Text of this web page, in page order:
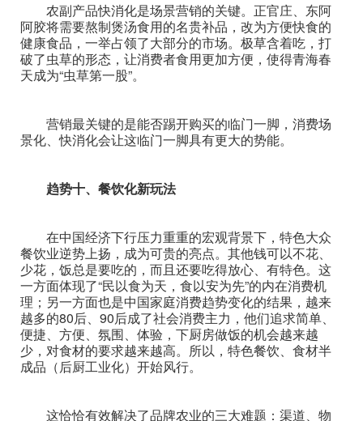
农副产品快消化是场景营销的关键。正官庄、东阿
阿胶将需要熬制煲汤食用的名贵补品，改为方便快食的
健康食品，一举占领了大部分的市场。极草含着吃，打
破了虫草的形态，让消费者食用更加方便，使得青海春
天成为“虫草第一股”。
营销最关键的是能否踢开购买的临门一脚，消费场
景化、快消化会让这临门一脚具有更大的势能。
趋势十、餐饮化新玩法
在中国经济下行压力重重的宏观背景下，特色大众
餐饮业逆势上扬，成为可贵的亮点。其他钱可以不花、
少花，饭总是要吃的，而且还要吃得放心、有特色。这
一方面体现了“民以食为天，食以安为先”的内在消费机
理；另一方面也是中国家庭消费趋势变化的结果，越来
越多的80后、90后成了社会消费主力，他们追求简单、
便捷、方便、氛围、体验，下厨房做饭的机会越来越
少，对食材的要求越来越高。所以，特色餐饮、食材半
成品（后厨工业化）开始风行。
这恰恰有效解决了品牌农业的三大难题：渠道、物